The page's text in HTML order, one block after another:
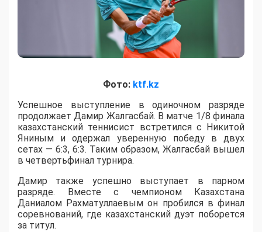
Фото: ktf.kz
Успешное выступление в одиночном разряде
продолжает Дамир Жалгасбай. В матче 1/8 финала
казахстанский теннисист встретился с Никитой
Яниным и одержал уверенную победу в двух
сетах — 6:3, 6:3. Таким образом, Жалгасбай вышел
в четвертьфинал турнира.
Дамир также успешно выступает в парном
разряде. Вместе с чемпионом Казахстана
Даниалом Рахматуллаевым он пробился в финал
соревнований, где казахстанский дуэт поборется
за титул.